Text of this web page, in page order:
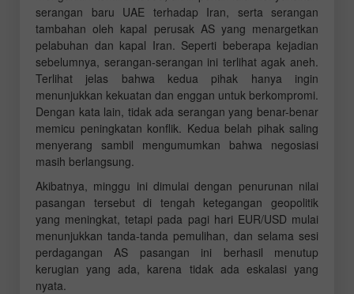
serangan baru UAE terhadap Iran, serta serangan
tambahan oleh kapal perusak AS yang menargetkan
pelabuhan dan kapal Iran. Seperti beberapa kejadian
sebelumnya, serangan-serangan ini terlihat agak aneh.
Terlihat jelas bahwa kedua pihak hanya ingin
menunjukkan kekuatan dan enggan untuk berkompromi.
Dengan kata lain, tidak ada serangan yang benar-benar
memicu peningkatan konflik. Kedua belah pihak saling
menyerang sambil mengumumkan bahwa negosiasi
masih berlangsung.
Akibatnya, minggu ini dimulai dengan penurunan nilai
pasangan tersebut di tengah ketegangan geopolitik
yang meningkat, tetapi pada pagi hari EUR/USD mulai
menunjukkan tanda-tanda pemulihan, dan selama sesi
perdagangan AS pasangan ini berhasil menutup
kerugian yang ada, karena tidak ada eskalasi yang
nyata.